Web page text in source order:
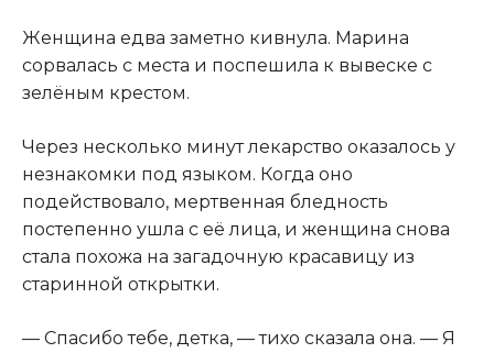
Женщина едва заметно кивнула. Марина
сорвалась с места и поспешила к вывеске с
зелёным крестом.
Через несколько минут лекарство оказалось у
незнакомки под языком. Когда оно
подействовало, мертвенная бледность
постепенно ушла с её лица, и женщина снова
стала похожа на загадочную красавицу из
старинной открытки.
— Спасибо тебе, детка, — тихо сказала она. — Я